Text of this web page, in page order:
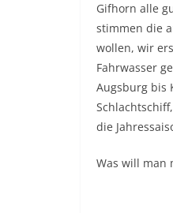
Gifhorn alle
stimmen die
wollen, wir
Fahrwasser
Augsburg bis
die
Was will man